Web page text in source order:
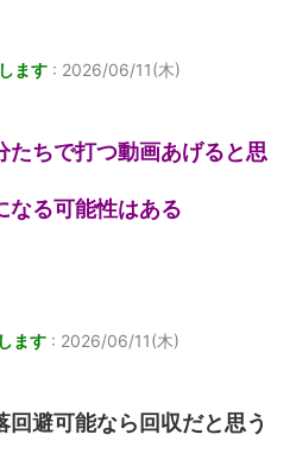
ます : 2026/06/11(木)
たちで打つ動画あげると思
なる可能性はある
ます : 2026/06/11(木)
避可能なら回収だと思う